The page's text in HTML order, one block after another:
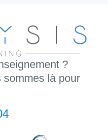
?
sommes là pour